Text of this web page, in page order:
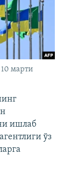
марти
ишлаб
ўз